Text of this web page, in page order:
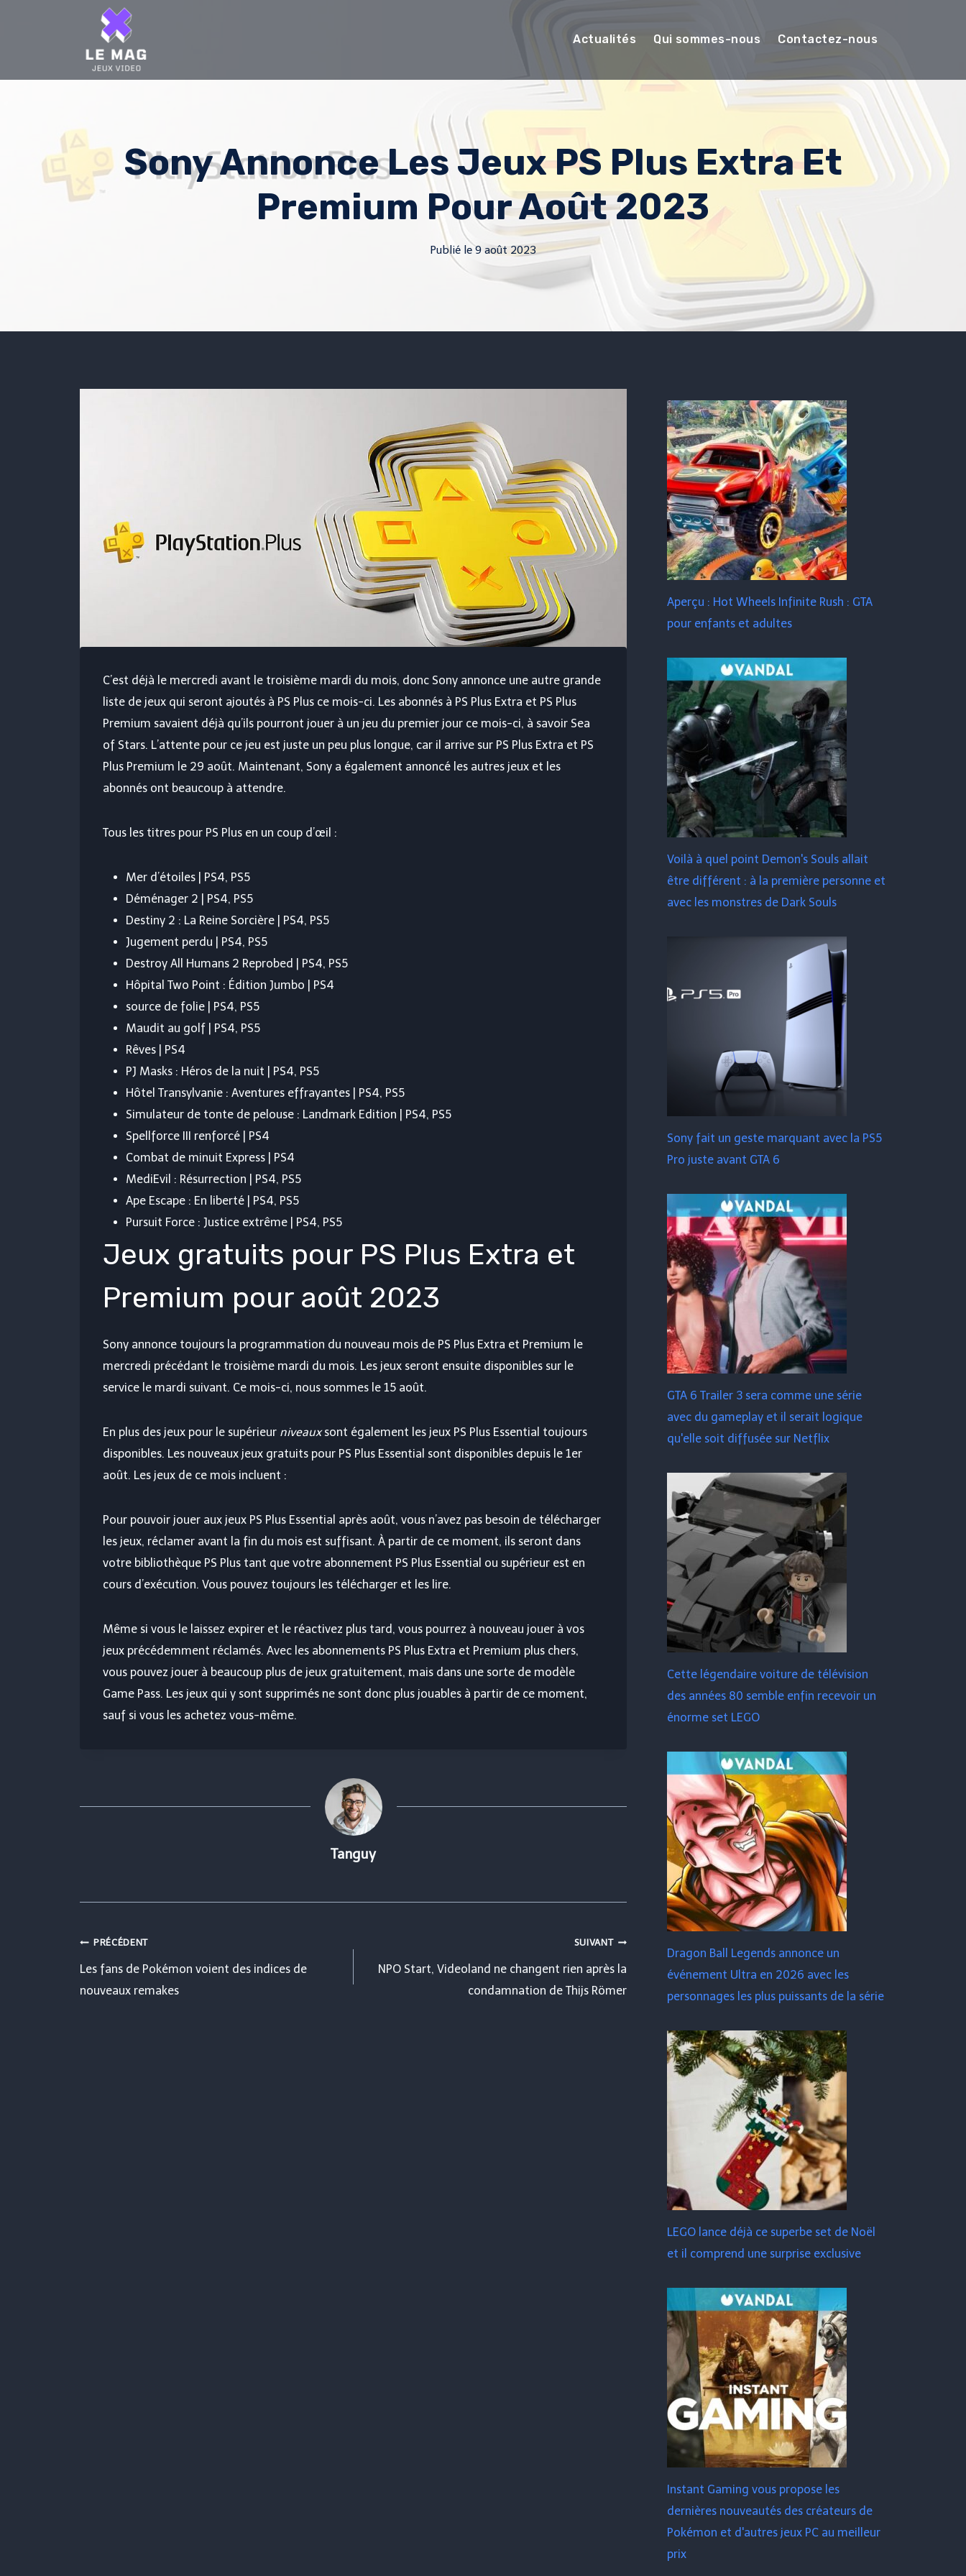
Actualités Qui sommes-nous Contactez-nous
Sony Annonce Les Jeux PS Plus Extra Et
Premium Pour Août 2023
Publié le9 août 2023
C’est déjà le mercredi avant le troisième mardi du mois, donc Sony annonce une autre grande
liste de jeux qui seront ajoutés à PS Plus ce mois-ci. Les abonnés à PS Plus Extra et PS Plus
Premium savaient déjà qu’ils pourront jouer à un jeu du premier jour ce mois-ci, à savoir Sea
of ​​​​Stars. L’attente pour ce jeu est juste un peu plus longue, car il arrive sur PS Plus Extra et PS
Plus Premium le 29 août. Maintenant, Sony a également annoncé les autres jeux et les
abonnés ont beaucoup à attendre.
Tous les titres pour PS Plus en un coup d’œil :
Mer d’étoiles | PS4, PS5
Déménager 2 | PS4, PS5
Destiny 2 : La Reine Sorcière | PS4, PS5
Jugement perdu | PS4, PS5
Destroy All Humans 2 Reprobed | PS4, PS5
Hôpital Two Point : Édition Jumbo | PS4
source de folie | PS4, PS5
Maudit au golf | PS4, PS5
Rêves | PS4
PJ Masks : Héros de la nuit | PS4, PS5
Hôtel Transylvanie : Aventures effrayantes | PS4, PS5
Simulateur de tonte de pelouse : Landmark Edition | PS4, PS5
Spellforce III renforcé | PS4
Combat de minuit Express | PS4
MediEvil : Résurrection | PS4, PS5
Ape Escape : En liberté | PS4, PS5
Pursuit Force : Justice extrême | PS4, PS5
Jeux gratuits pour PS Plus Extra et
Premium pour août 2023
Sony annonce toujours la programmation du nouveau mois de PS Plus Extra et Premium le
mercredi précédant le troisième mardi du mois. Les jeux seront ensuite disponibles sur le
service le mardi suivant. Ce mois-ci, nous sommes le 15 août.
En plus des jeux pour le supérieur niveauxsont également les jeux PS Plus Essential toujours
disponibles. Les nouveaux jeux gratuits pour PS Plus Essential sont disponibles depuis le 1er
août. Les jeux de ce mois incluent :
Pour pouvoir jouer aux jeux PS Plus Essential après août, vous n’avez pas besoin de télécharger
les jeux, réclamer avant la fin du mois est suffisant. À partir de ce moment, ils seront dans
votre bibliothèque PS Plus tant que votre abonnement PS Plus Essential ou supérieur est en
cours d’exécution. Vous pouvez toujours les télécharger et les lire.
Même si vous le laissez expirer et le réactivez plus tard, vous pourrez à nouveau jouer à vos
jeux précédemment réclamés. Avec les abonnements PS Plus Extra et Premium plus chers,
vous pouvez jouer à beaucoup plus de jeux gratuitement, mais dans une sorte de modèle
Game Pass. Les jeux qui y sont supprimés ne sont donc plus jouables à partir de ce moment,
sauf si vous les achetez vous-même.
Tanguy
Navigation
de
PRÉCÉDENT
Les fans de Pokémon voient des indices de
nouveaux remakes
SUIVANT
NPO Start, Videoland ne changent rien après la
condamnation de Thijs Römer
Aperçu : Hot Wheels Infinite Rush : GTA
pour enfants et adultes
Voilà à quel point Demon's Souls allait
être différent : à la première personne et
avec les monstres de Dark Souls
Sony fait un geste marquant avec la PS5
Pro juste avant GTA 6
GTA 6 Trailer 3 sera comme une série
avec du gameplay et il serait logique
qu'elle soit diffusée sur Netflix
Cette légendaire voiture de télévision
des années 80 semble enfin recevoir un
énorme set LEGO
Dragon Ball Legends annonce un
événement Ultra en 2026 avec les
personnages les plus puissants de la série
LEGO lance déjà ce superbe set de Noël
et il comprend une surprise exclusive
Instant Gaming vous propose les
dernières nouveautés des créateurs de
Pokémon et d'autres jeux PC au meilleur
prix